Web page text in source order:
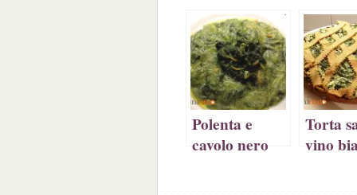
apre
in
una
nuova
finestra)
in
una
nuova
finestra)
apre
una
nuova
finestra)
una
Polenta e
cavolo nero
Torta
vino